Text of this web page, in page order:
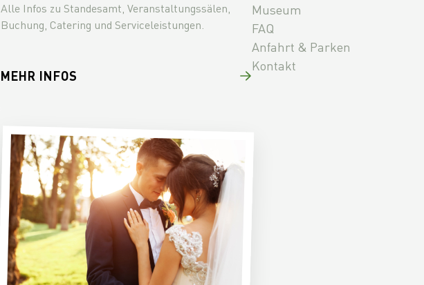
Alle Infos zu Standesamt, Veranstaltungssälen,
Buchung, Catering und Serviceleistungen.
MEHR INFOS
Museum
FAQ
Anfahrt & Parken
Kontakt